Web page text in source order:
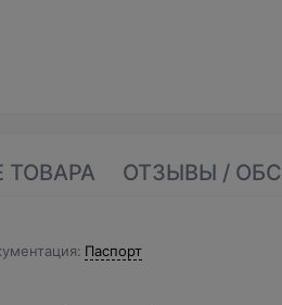
ТОВАРА ОТЗЫВЫ /
Паспорт